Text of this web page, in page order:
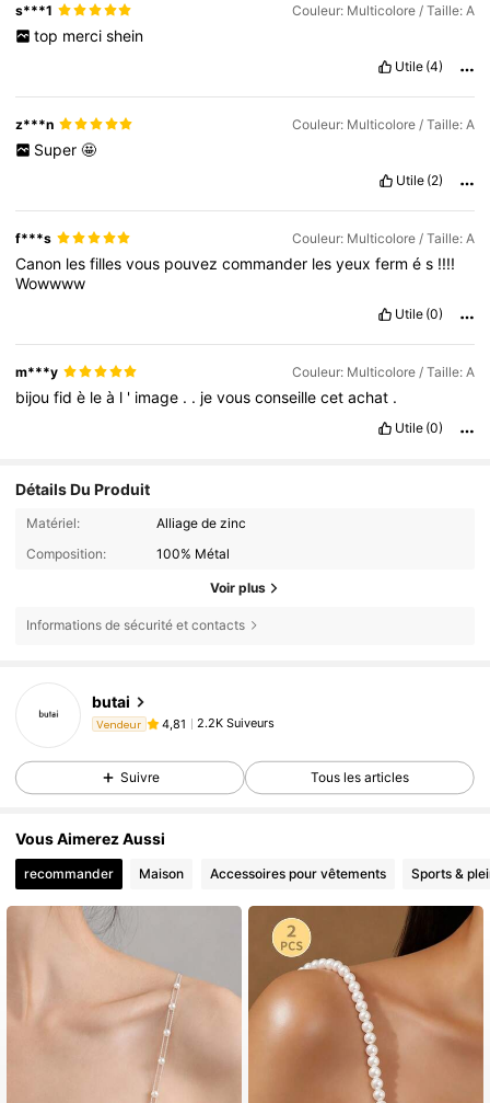
s***1 Couleur: Multicolore / Taille: A
top merci shein
Utile (4)
z***n Couleur: Multicolore / Taille: A
Super 🤩
Utile (2)
f***s Couleur: Multicolore / Taille: A
Canon lesfillesvous pouvezcommander lesyeuxfermés !!!!
Wowwww
Utile (0)
m***y Couleur: Multicolore / Taille: A
bijoufidè leà l ' image . . jevousconseillecetachat .
Utile (0)
Détails Du Produit
Matériel:
Alliage de zinc
Composition:
100% Métal
Voir plus
Informations de sécurité et contacts
butai
Vendeur 4,81 2.2K Suiveurs
Suivre Tous les articles
Vous Aimerez Aussi
recommander Maison Accessoires pour vêtements Sports &